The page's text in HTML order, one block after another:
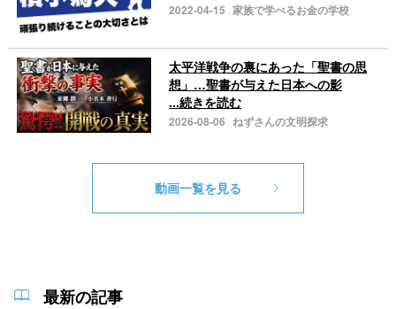
2022-04-15 家族で学べるお金の学校
太平洋戦争の裏にあった「聖書の思
想」…聖書が与えた日本への影
...続きを読む
2026-08-06 ねずさんの文明探求
動画一覧を見る
最新の記事